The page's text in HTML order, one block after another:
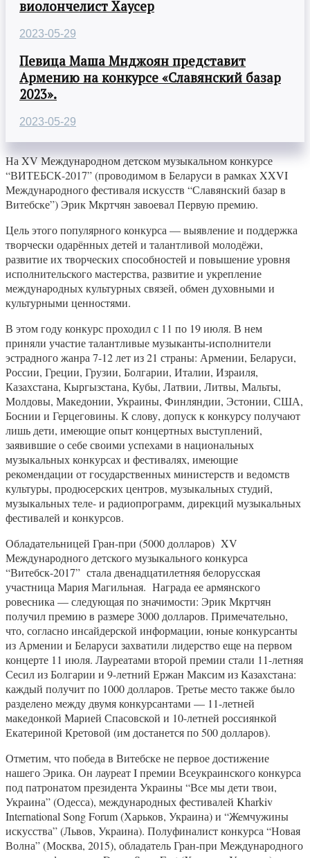
виолончелист Хаусер
2023-05-29
Певица Маша Мнджоян представит
Армению на конкурсе «Славянский базар
2023».
2023-05-29
На XV Международном детском музыкальном конкурсе
“ВИТЕБСК-2017” (проводимом в Беларуси в рамках XXVI
Международного фестиваля искусств “Славянский базар в
Витебске”) Эрик Мкртчян завоевал Первую премию.
Цель этого популярного конкурса — выявление и поддержка
творчески одарённых детей и талантливой молодёжи,
развитие их творческих способностей и повышение уровня
исполнительского мастерства, развитие и укрепление
международных культурных связей, обмен духовными и
культурными ценностями.
В этом году конкурс проходил с 11 по 19 июля. В нем
приняли участие талантливые музыканты-исполнители
эстрадного жанра 7-12 лет из 21 страны: Армении, Беларуси,
России, Греции, Грузии, Болгарии, Италии, Израиля,
Казахстана, Кыргызстана, Кубы, Латвии, Литвы, Мальты,
Молдовы, Македонии, Украины, Финляндии, Эстонии, США,
Боснии и Герцеговины. К слову, допуск к конкурсу получают
лишь дети, имеющие опыт концертных выступлений,
заявившие о себе своими успехами в национальных
музыкальных конкурсах и фестивалях, имеющие
рекомендации от государственных министерств и ведомств
культуры, продюсерских центров, музыкальных студий,
музыкальных теле- и радиопрограмм, дирекций музыкальных
фестивалей и конкурсов.
Обладательницей Гран-при (5000 долларов) XV
Международного детского музыкального конкурса
“Витебск-2017” стала двенадцатилетняя белорусская
участница Мария Магильная. Награда ее армянского
ровесника — следующая по значимости: Эрик Мкртчян
получил премию в размере 3000 долларов. Примечательно,
что, согласно инсайдерской информации, юные конкурсанты
из Армении и Беларуси захватили лидерство еще на первом
концерте 11 июля. Лауреатами второй премии стали 11-летняя
Сесил из Болгарии и 9-летний Ержан Максим из Казахстана:
каждый получит по 1000 долларов. Третье место также было
разделено между двумя конкурсантами — 11-летней
македонкой Марией Спасовской и 10-летней россиянкой
Екатериной Кретовой (им достанется по 500 долларов).
Отметим, что победа в Витебске не первое достижение
нашего Эрика. Он лауреат I премии Всеукраинского конкурса
под патронатом президента Украины “Все мы дети твои,
Украина” (Одесса), международных фестивалей Kharkiv
International Song Forum (Харьков, Украина) и “Жемчужины
искусства” (Львов, Украина). Полуфиналист конкурса “Новая
Волна” (Москва, 2015), обладатель Гран-при Международного